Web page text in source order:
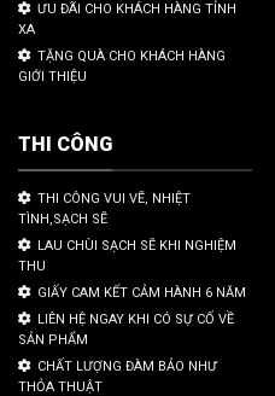
ƯU ĐÃI CHO KHÁCH HÀNG TỈNH
XA
TẶNG QUÀ CHO KHÁCH HÀNG
GIỚI THIỆU
THI CÔNG
THI CÔNG VUI VẼ, NHIỆT
TÌNH,SẠCH SẼ
LAU CHÙI SẠCH SẼ KHI NGHIỆM
THU
GIẤY CAM KẾT CẢM HÀNH 6 NĂM
LIÊN HỆ NGAY KHI CÓ SỰ CỐ VỀ
SẢN PHẨM
CHẤT LƯỢNG ĐÀM BẢO NHƯ
THỎA THUẬT